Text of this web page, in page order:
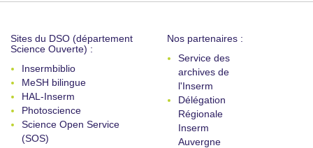
Sites du DSO (département
Science Ouverte) :
Insermbiblio
MeSH bilingue
HAL-Inserm
Photoscience
Science Open Service
(SOS)
Nos partenaires :
Service des
archives de
l'Inserm
Délégation
Régionale
Inserm
Auvergne